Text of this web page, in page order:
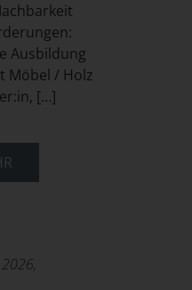
Ausbildung
Möbel / Holz
[…]